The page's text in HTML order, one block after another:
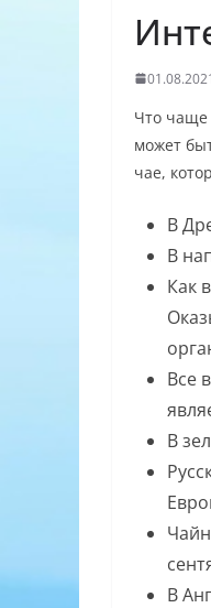
Что чаще
может
чае,
В
В
Как
Все
В
В